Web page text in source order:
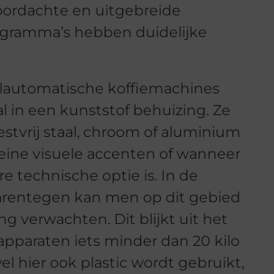
en uitgebreide
hebben duidelijke
koffiemachines
in een kunststof behuizing. Ze
staal, chroom of aluminium
visuele accenten of wanneer
technische optie is. In de
kan men op dit gebied
verwachten. Dit blijkt uit het
iets minder dan 20 kilo
hier ook plastic wordt gebruikt,